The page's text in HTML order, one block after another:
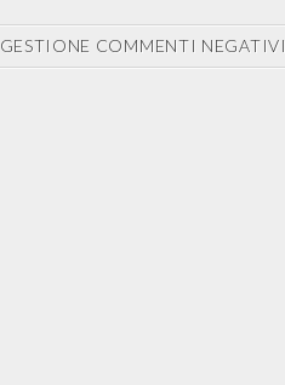
GESTIONE COMMENTI NEGATIVI